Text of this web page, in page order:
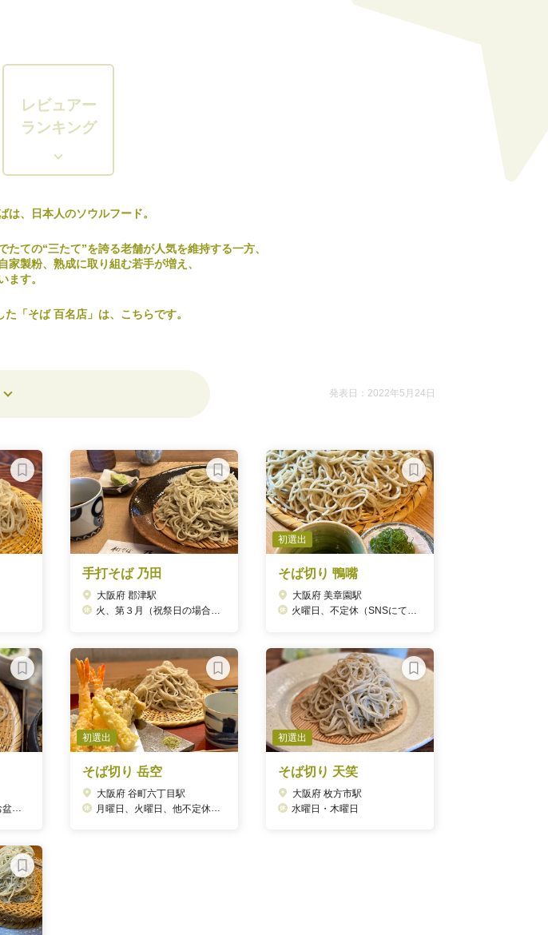
レビュアー
ランキング
は、日本人のソウルフード。
たての“三たて”を誇る老舗が人気を維持する一方、
家製粉、熟成に取り組む若手が増え、
ます。
「そば 百名店」は、こちらです。
発表日：2022年5月24日
手打そば 乃田
大阪府 郡津駅
火、第３月（祝祭日の場合は翌日）
初選出
そば切り 鴨嘴
大阪府 美章園駅
火曜日、不定休（SNSにて告知）
休み
初選出
そば切り 岳空
大阪府 谷町六丁目駅
月曜日、火曜日、他不定休あり
初選出
そば切り 天笑
大阪府 枚方市駅
水曜日・木曜日